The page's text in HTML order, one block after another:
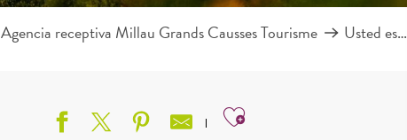
Agencia receptiva Millau Grands Causses Tourisme Usted es…
Ajouter aux favoris